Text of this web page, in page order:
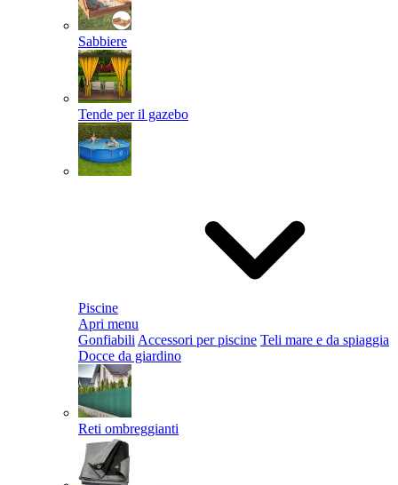
Sabbiere
Tende per il gazebo
Piscine
Apri menu
Gonfiabili Accessori per piscine Teli mare e da spiaggia
Docce da giardino
Reti ombreggianti